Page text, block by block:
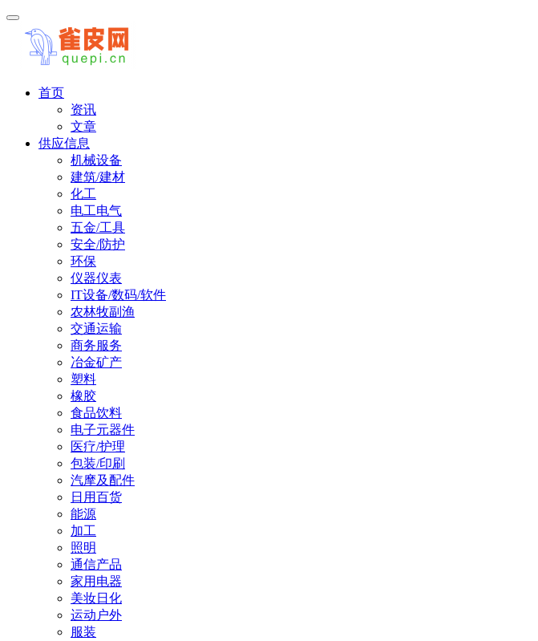
首页
资讯
文章
供应信息
机械设备
建筑/建材
化工
电工电气
五金/工具
安全/防护
环保
仪器仪表
IT设备/数码/软件
农林牧副渔
交通运输
商务服务
冶金矿产
塑料
橡胶
食品饮料
电子元器件
医疗/护理
包装/印刷
汽摩及配件
日用百货
能源
加工
照明
通信产品
家用电器
美妆日化
运动户外
服装